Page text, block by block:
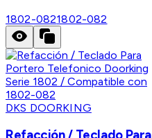
1802-0821802-082
DKS DOORKING